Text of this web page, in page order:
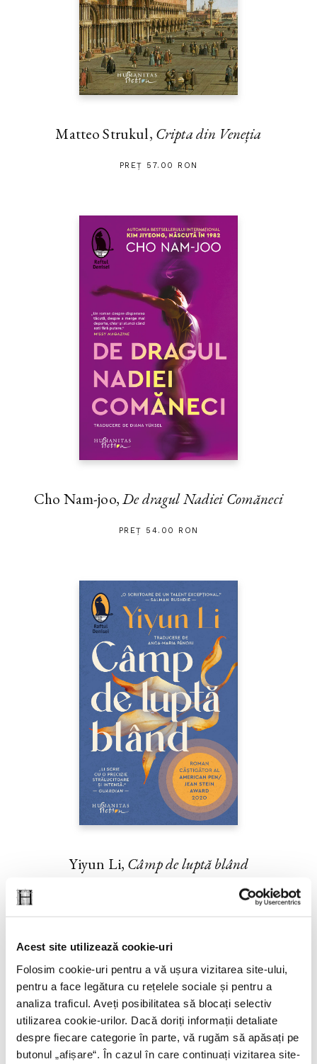
Acest site utilizează cookie-uri
Folosim cookie-uri pentru a vă ușura vizitarea site-ului,
pentru a face legătura cu rețelele sociale și pentru a
analiza traficul. Aveți posibilitatea să blocați selectiv
utilizarea cookie-urilor. Dacă doriți informații detaliate
despre fiecare categorie în parte, vă rugăm să apăsați pe
butonul „ afișare“. În cazul în care continuați vizitarea site-
Matteo Strukul, Cripta din Veneția
PREȚ 57.00 RON
Cho Nam-joo,De dragul Nadiei Comăneci
PREȚ 54.00 RON
Yiyun Li, Câmp de luptă blând